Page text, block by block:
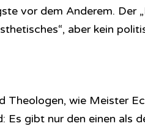
vor dem Anderem. Der
aber kein
Theologen, wie Meister
gibt nur den einen als